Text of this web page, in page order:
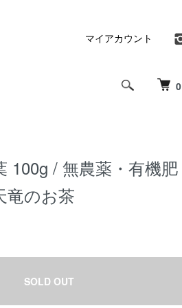
0
マイアカウント
100g / 無農薬・有機肥
竜のお茶
SOLD OUT